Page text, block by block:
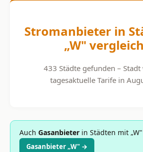
Stromanbieter in
„W"
433 Städte gefunden –
tagesaktuelle Tarife in
Auch Gasanbieter in Städten mit
Gasanbieter „W" →